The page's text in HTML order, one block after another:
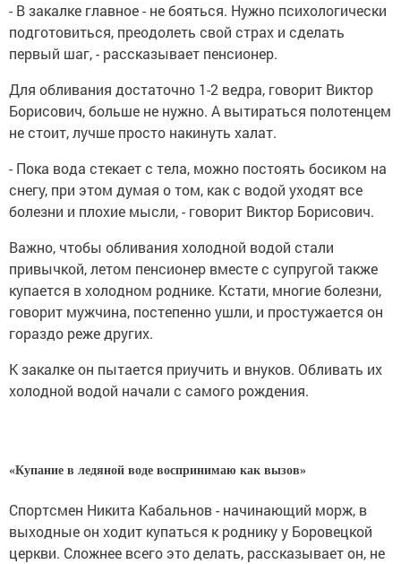
- В закалке главное - не бояться. Нужно психологически
подготовиться, преодолеть свой страх и сделать
первый шаг, - рассказывает пенсионер.
Для обливания достаточно 1-2 ведра, говорит Виктор
Борисович, больше не нужно. А вытираться полотенцем
не стоит, лучше просто накинуть халат.
- Пока вода стекает с тела, можно постоять босиком на
снегу, при этом думая о том, как с водой уходят все
болезни и плохие мысли, - говорит Виктор Борисович.
Важно, чтобы обливания холодной водой стали
привычкой, летом пенсионер вместе с супругой также
купается в холодном роднике. Кстати, многие болезни,
говорит мужчина, постепенно ушли, и простужается он
гораздо реже других.
К закалке он пытается приучить и внуков. Обливать их
холодной водой начали с самого рождения.
«Купание в ледяной воде воспринимаю как вызов»
Спортсмен Никита Кабальнов - начинающий морж, в
выходные он ходит купаться к роднику у Боровецкой
церкви. Сложнее всего это делать, рассказывает он, не